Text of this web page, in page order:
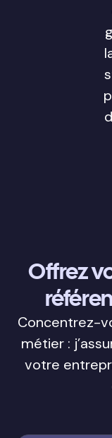
Offrez
Concentrez-
métier :
votre